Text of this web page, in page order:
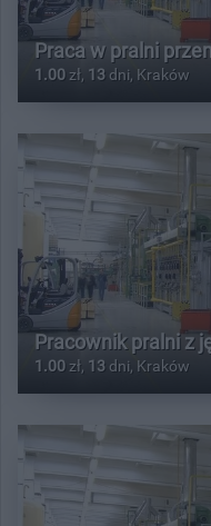
Praca w pralni
1.00 zł, 13 dni, Kraków
Pracownik pralni z
1.00 zł, 13 dni, Kraków